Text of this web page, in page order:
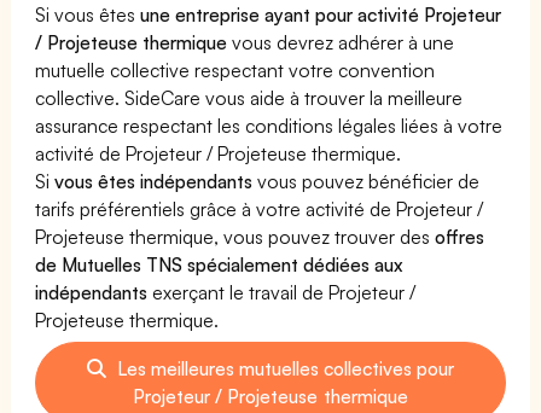
Si vous êtesune entreprise ayant pour activité Projeteur
/ Projeteuse thermique vous devrez adhérer à une
mutuelle collective respectant votre convention
collective. SideCare vous aide à trouver la meilleure
assurance respectant les conditions légales liées à votre
activité de Projeteur / Projeteuse thermique.
Sivous êtes indépendants vous pouvez bénéficier de
tarifs préférentiels grâce à votre activité de Projeteur /
Projeteuse thermique, vous pouvez trouver desoffres
de Mutuelles TNS spécialement dédiées aux
indépendants exerçant le travail de Projeteur /
Projeteuse thermique.
Les meilleures mutuelles collectives pour
Projeteur / Projeteuse thermique